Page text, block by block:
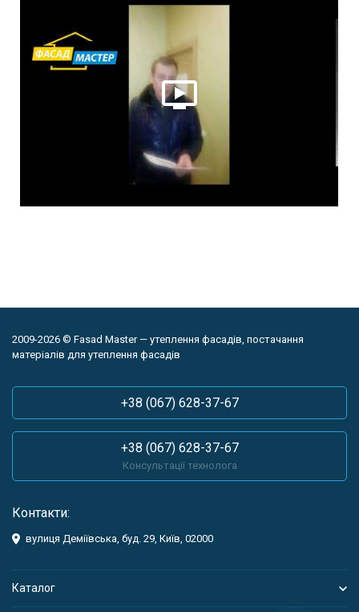
2009-2026 © Fasad Master — утеплення фасадів, постачання
матеріалів для утеплення фасадів
+38 (067) 628-37-67
+38 (067) 628-37-67
Консультації технолога
Контакти:
вулиця Деміївська, буд. 29, Київ, 02000
Каталог